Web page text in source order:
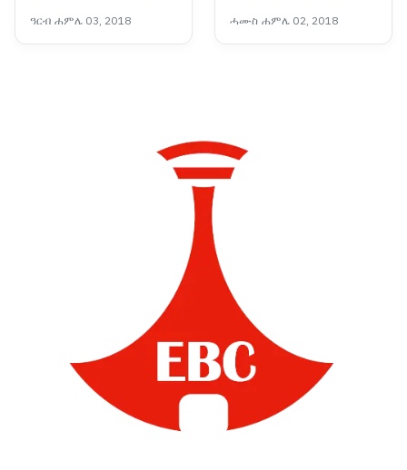
ትወያያለች፦ ፕሬዝዳንት
ትራምፕ
ዓርብ ሐምሌ 03, 2018 ሓሙስ ሐምሌ 02, 2018